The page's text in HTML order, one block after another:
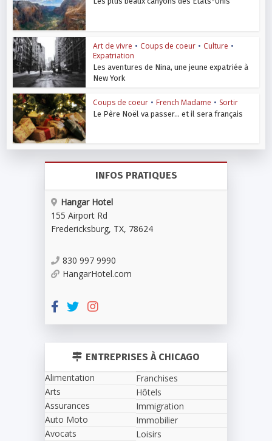
Art de vivre • Coups de coeur • Culture •
Expatriation
Les aventures de Nina, une jeune expatriée à
New York
Coups de coeur • French Madame • Sortir
Le Père Noël va passer… et il sera français
INFOS PRATIQUES
Hangar Hotel
155 Airport Rd
Fredericksburg, TX, 78624
830 997 9990
HangarHotel.com
ENTREPRISES À CHICAGO
Alimentation
Arts
Assurances
Auto Moto
Avocats
Franchises
Hôtels
Immigration
Immobilier
Loisirs